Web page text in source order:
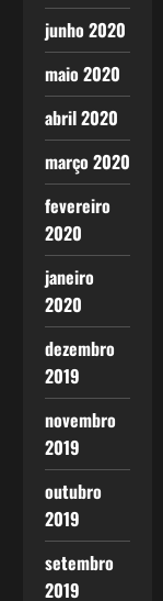
junho 2020
maio 2020
abril 2020
março 2020
fevereiro
2020
janeiro
2020
dezembro
2019
novembro
2019
outubro
2019
setembro
2019